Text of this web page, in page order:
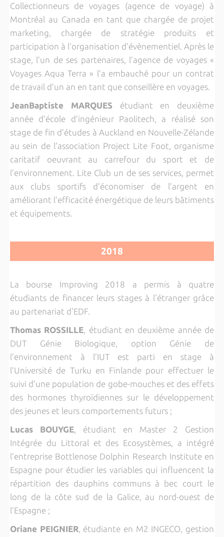
Collectionneurs de voyages (agence de voyage) à
Montréal au Canada en tant que chargée de projet
marketing, chargée de stratégie produits et
participation à l’organisation d’évènementiel. Après le
stage, l’un de ses partenaires, l’agence de voyages «
Voyages Aqua Terra » l’a embauché pour un contrat
de travail d’un an en tant que conseillère en voyages.
JeanBaptiste MARQUES étudiant en deuxième
année d’école d’ingénieur Paolitech, a réalisé son
stage de fin d’études à Auckland en Nouvelle-Zélande
au sein de l’association Project Lite Foot, organisme
caritatif oeuvrant au carrefour du sport et de
l’environnement. Lite Club un de ses services, permet
aux clubs sportifs d’économiser de l’argent en
améliorant l’efficacité énergétique de leurs bâtiments
et équipements.
2018
La bourse Improving 2018 a permis à quatre
étudiants de financer leurs stages à l'étranger grâce
au partenariat d'EDF.
Thomas ROSSILLE, étudiant en deuxième année de
DUT Génie Biologique, option Génie de
l’environnement à l’IUT est parti en stage à
l’Université de Turku en Finlande pour effectuer le
suivi d’une population de gobe-mouches et des effets
des hormones thyroïdiennes sur le développement
des jeunes et leurs comportements futurs ;
Lucas BOUYGE, étudiant en Master 2 Gestion
Intégrée du Littoral et des Ecosystèmes, a intégré
l’entreprise Bottlenose Dolphin Research Institute en
Espagne pour étudier les variables qui influencent la
répartition des dauphins communs à bec court le
long de la côte sud de la Galice, au nord-ouest de
l’Espagne ;
Oriane PEIGNIER, étudiante en M2 INGECO, gestion